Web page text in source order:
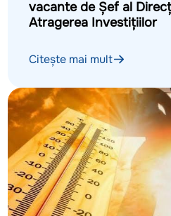
vacante de Șef al
Atragerea Investițiilor
Citește mai mult